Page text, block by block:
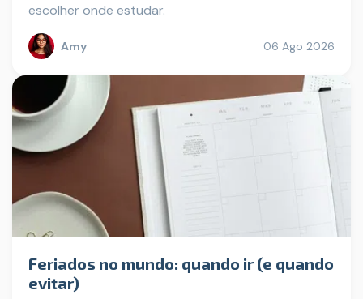
escolher onde estudar.
Amy 06 Ago 2026
Feriados no mundo: quando ir (e quando
evitar)